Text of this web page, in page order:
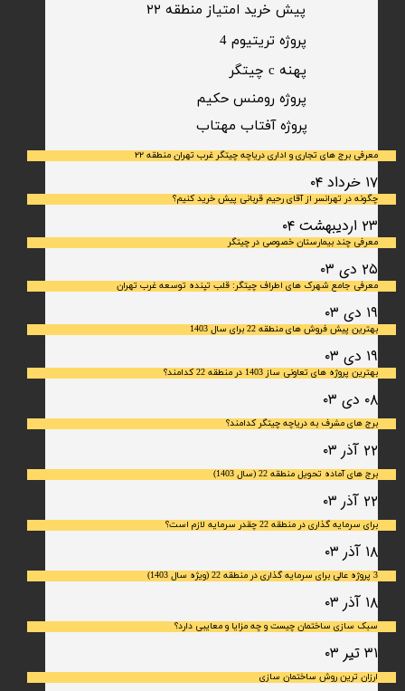
معرفی برج های تجاری و اداری دریاچه چیتگر غرب تهران منطقه ۲۲
۱۷ خرداد ۰۴
چگونه در تهرانسر از آقای رحیم قربانی پیش خرید کنیم؟
۲۳ اردیبهشت ۰۴
معرفی چند بیمارستان خصوصی در چیتگر
۲۵ دی ۰۳
معرفی جامع شهرک‌ های اطراف چیتگر: قلب تپنده توسعه غرب تهران
۱۹ دی ۰۳
بهترین پیش فروش های منطقه 22 برای سال 1403
۱۹ دی ۰۳
بهترین پروژه های تعاونی ساز 1403 در منطقه 22 کدامند؟
۰۸ دی ۰۳
برج های مشرف به دریاچه چیتگر کدامند؟
۲۲ آذر ۰۳
برج های آماده تحویل منطقه 22 (سال 1403)
۲۲ آذر ۰۳
برای سرمایه‌ گذاری در منطقه 22 چقدر سرمایه لازم است؟
۱۸ آذر ۰۳
3 پروژه عالی برای سرمایه گذاری در منطقه 22 (ویژه سال 1403)
۱۸ آذر ۰۳
سبک سازی ساختمان چیست و چه مزایا و معایبی دارد؟
۳۱ تیر ۰۳
ارزان ترین روش ساختمان سازی
پیش خرید امتیاز منطقه ۲۲​​​​​​​
​پروژه آفتاب مهتاب
پروژه رومنس حکیم
پهنه c چیتگر
پروژه تریتیوم 4